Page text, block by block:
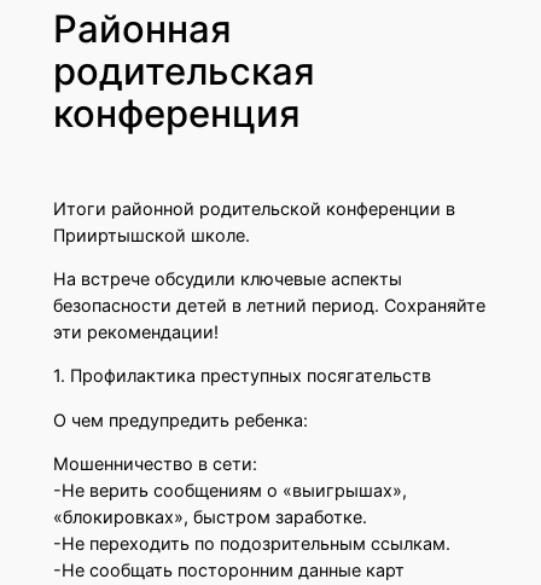
Районная
родительская
конференция
Итоги районной родительской конференции в
Прииртышской школе.
На встрече обсудили ключевые аспекты
безопасности детей в летний период. Сохраняйте
эти рекомендации!
1. Профилактика преступных посягательств
О чем предупредить ребенка:
Мошенничество в сети:
-Не верить сообщениям о «выигрышах»,
«блокировках», быстром заработке.
-Не переходить по подозрительным ссылкам.
-Не сообщать посторонним данные карт